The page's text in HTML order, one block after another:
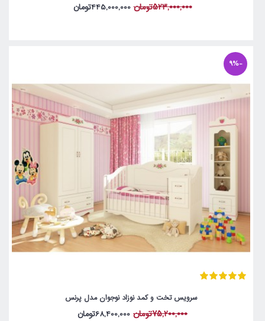
523,000,000تومان 445,000,000تومان
-9%
سرویس تخت و کمد نوزاد نوجوان مدل پرنس
75,200,000تومان 68,400,000تومان